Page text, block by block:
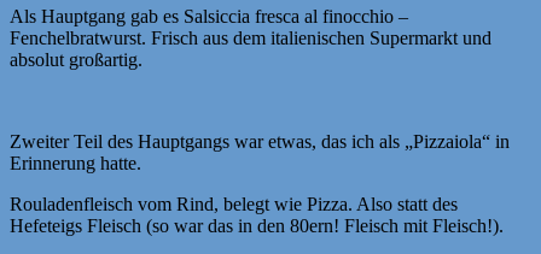
Als Hauptgang gab es Salsiccia fresca al finocchio –
Fenchelbratwurst. Frisch aus dem italienischen Supermarkt und
absolut großartig.
Zweiter Teil des Hauptgangs war etwas, das ich als „Pizzaiola“ in
Erinnerung hatte.
Rouladenfleisch vom Rind, belegt wie Pizza. Also statt des
Hefeteigs Fleisch (so war das in den 80ern! Fleisch mit Fleisch!).